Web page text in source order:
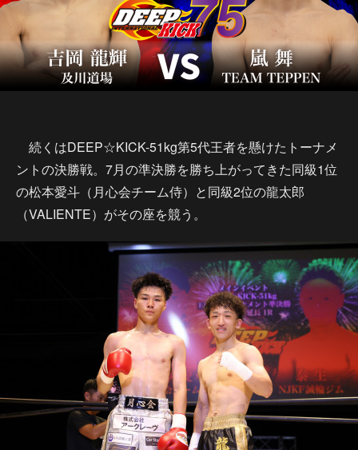
続くはDEEP☆KICK-51kg第5代王者を懸けたトーナメ
ントの決勝戦。7月の準決勝を勝ち上がってきた同級1位
の松本愛斗（月心会チーム侍）と同級2位の龍太郎
（VALIENTE）がその座を競う。